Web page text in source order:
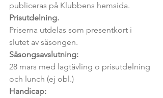
publiceras på Klubbens hemsida.
Prisutdelning.
Priserna utdelas som presentkort i
slutet av säsongen.
Säsongsavslutning:
28 mars med lagtävling o prisutdelning
och lunch (ej obl.)
Handicap: